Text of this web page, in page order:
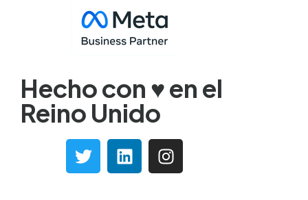
Hecho con ♥️ en el
Reino Unido
Danish
Greek
Persian